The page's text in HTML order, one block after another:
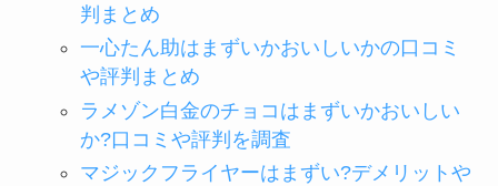
判まとめ
一心たん助はまずいかおいしいかの口コミ
や評判まとめ
ラメゾン白金のチョコはまずいかおいしい
か?口コミや評判を調査
マジックフライヤーはまずい?デメリットや